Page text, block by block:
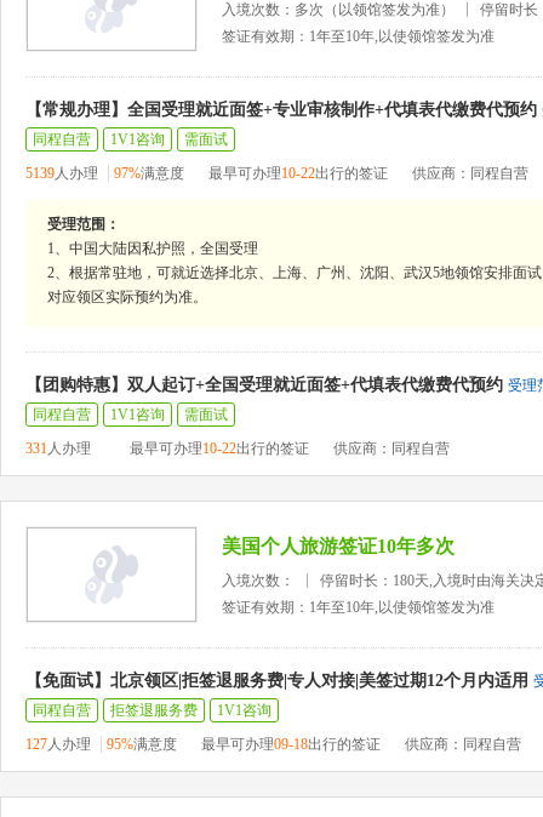
入境次数：多次（以领馆签发为准）
停留时长
签证有效期：1年至10年,以使领馆签发为准
【常规办理】全国受理就近面签+专业审核制作+代填表代缴费代预约
同程自营
1V1咨询
需面试
5139人办理 97%满意度 最早可办理10-22出行的签证 供应商：同程自营
受理范围：
1、中国大陆因私护照，全国受理
2、根据常驻地，可就近选择北京、上海、广州、沈阳、武汉5地领馆安排面
对应领区实际预约为准。
【团购特惠】双人起订+全国受理就近面签+代填表代缴费代预约 受理
同程自营
1V1咨询
需面试
331人办理 最早可办理10-22出行的签证 供应商：同程自营
美国个人旅游签证10年多次
入境次数：
停留时长：180天,入境时由海关决
签证有效期：1年至10年,以使领馆签发为准
【免面试】北京领区|拒签退服务费|专人对接|美签过期12个月内适用
同程自营
拒签退服务费
1V1咨询
127人办理 95%满意度 最早可办理09-18出行的签证 供应商：同程自营